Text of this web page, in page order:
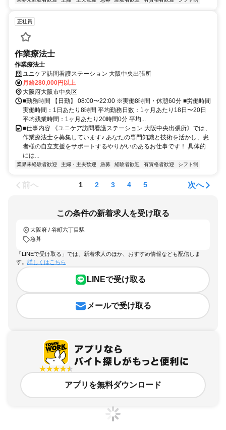
正社員
作業療法士
作業療法士
ユニケア訪問看護ステーション 大阪中央出張所
月給280,000円以上
大阪府大阪市中央区
■勤務時間 【日勤】 08:00〜22:00 ※実働8時間・休憩60分 ■労働時間
実働時間：1日あたり8時間 平均勤務日数：1ヶ月あたり18日〜20日
平均残業時間：1ヶ月あたり20時間0分 平均...
■仕事内容 《ユニケア訪問看護ステーション 大阪中央出張所》では、
作業療法士を募集しています♪ あなたの専門知識と技術を活かし、患
者様の自立支援をサポートするやりがいのあるお仕事です！ 具体的
には...
業界未経験者歓迎 主婦・主夫歓迎 急募 経験者歓迎 有資格者歓迎 シフト制
前へ 1 2 3 4 5 次へ
この条件の新着求人を受け取る
大阪府 / 谷町六丁目駅
急募
「LINEで受け取る」では、新着求人のほか、おすすめ情報なども配信しま
す。 詳しくはこちら
LINEで受け取る
メールで受け取る
アプリを無料ダウンロード